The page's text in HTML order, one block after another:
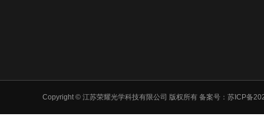
Copyright © 江苏荣耀光学科技有限公司 版权所有 备案号： 苏ICP备